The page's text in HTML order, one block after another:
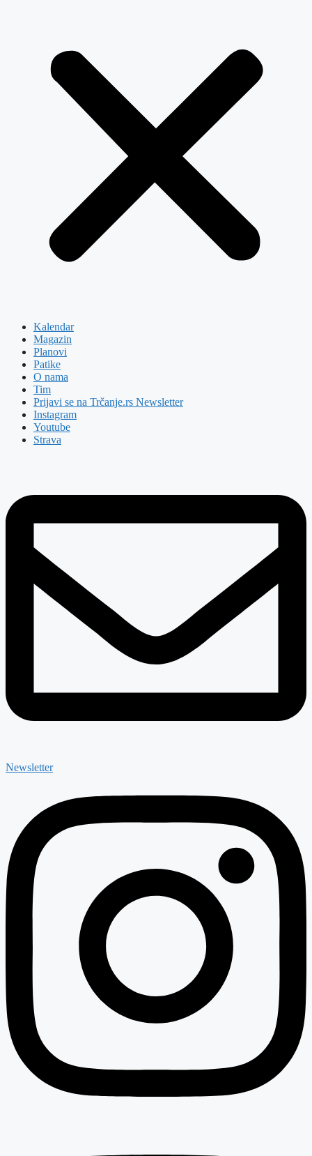
Kalendar
Magazin
Planovi
Patike
O nama
Tim
Prijavi se na Trčanje.rs Newsletter
Instagram
Youtube
Strava
Newsletter